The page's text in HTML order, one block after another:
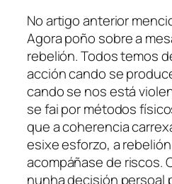
No artigo anterior
Agora poño sobre a
rebelión. Todos temos
acción cando se
cando se nos está
se fai por métodos
que a coherencia
esixe esforzo, a
acompáñase de riscos.
nunha decisión persoal